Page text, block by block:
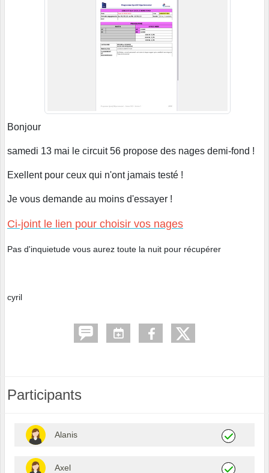
Bonjour
samedi 13 mai le circuit 56 propose des nages demi-fond !
Exellent pour ceux qui n'ont jamais testé !
Je vous demande au moins d'essayer !
Ci-joint le lien pour choisir vos nages
Pas d'inquietude vous aurez toute la nuit pour récupérer
cyril
Participants
Alanis
Axel